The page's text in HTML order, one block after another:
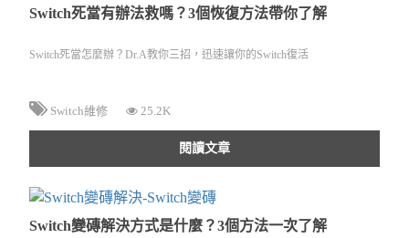
Switch死當有辦法救嗎？3個恢復方法帶你了解
Switch死當怎麼辦？Dr.A教你三招，迅速讓你的Switch復活
Switch維修 25.2K
閱讀文章
Switch變磚解決方式是什麼？3個方法一次了解